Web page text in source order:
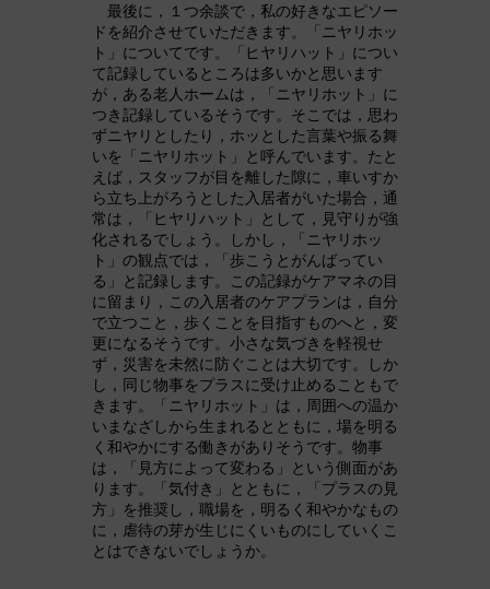
最後に，１つ余談で，私の好きなエピソー
ドを紹介させていただきます。「ニヤリホッ
ト」についてです。「ヒヤリハット」につい
て記録しているところは多いかと思います
が，ある老人ホームは，「ニヤリホット」に
つき記録しているそうです。そこでは，思わ
ずニヤリとしたり，ホッとした言葉や振る舞
いを「ニヤリホット」と呼んでいます。たと
えば，スタッフが目を離した隙に，車いすか
ら立ち上がろうとした入居者がいた場合，通
常は，「ヒヤリハット」として，見守りが強
化されるでしょう。しかし，「ニヤリホッ
ト」の観点では，「歩こうとがんばってい
る」と記録します。この記録がケアマネの目
に留まり，この入居者のケアプランは，自分
で立つこと，歩くことを目指すものへと，変
更になるそうです。小さな気づきを軽視せ
ず，災害を未然に防ぐことは大切です。しか
し，同じ物事をプラスに受け止めることもで
きます。「ニヤリホット」は，周囲への温か
いまなざしから生まれるとともに，場を明る
く和やかにする働きがありそうです。物事
は，「見方によって変わる」という側面があ
ります。「気付き」とともに，「プラスの見
方」を推奨し，職場を，明るく和やかなもの
に，虐待の芽が生じにくいものにしていくこ
とはできないでしょうか。